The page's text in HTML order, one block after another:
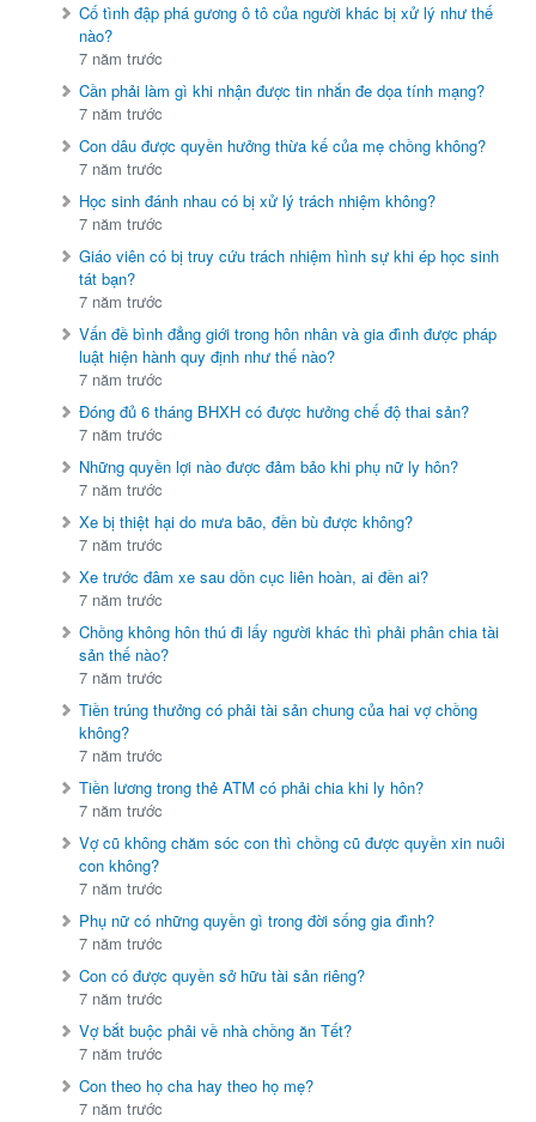
Cố tình đập phá gương ô tô của người khác bị xử lý như thế
nào?
7 năm trước
Cần phải làm gì khi nhận được tin nhắn đe dọa tính mạng?
7 năm trước
Con dâu được quyền hưởng thừa kế của mẹ chồng không?
7 năm trước
Học sinh đánh nhau có bị xử lý trách nhiệm không?
7 năm trước
Giáo viên có bị truy cứu trách nhiệm hình sự khi ép học sinh
tát bạn?
7 năm trước
Vấn đề bình đẳng giới trong hôn nhân và gia đình được pháp
luật hiện hành quy định như thế nào?
7 năm trước
Đóng đủ 6 tháng BHXH có được hưởng chế độ thai sản?
7 năm trước
Những quyền lợi nào được đảm bảo khi phụ nữ ly hôn?
7 năm trước
Xe bị thiệt hại do mưa bão, đền bù được không?
7 năm trước
Xe trước đâm xe sau dồn cục liên hoàn, ai đền ai?
7 năm trước
Chồng không hôn thú đi lấy người khác thì phải phân chia tài
sản thế nào?
7 năm trước
Tiền trúng thưởng có phải tài sản chung của hai vợ chồng
không?
7 năm trước
Tiền lương trong thẻ ATM có phải chia khi ly hôn?
7 năm trước
Vợ cũ không chăm sóc con thì chồng cũ được quyền xin nuôi
con không?
7 năm trước
Phụ nữ có những quyền gì trong đời sống gia đình?
7 năm trước
Con có được quyền sở hữu tài sản riêng?
7 năm trước
Vợ bắt buộc phải về nhà chồng ăn Tết?
7 năm trước
Con theo họ cha hay theo họ mẹ?
7 năm trước